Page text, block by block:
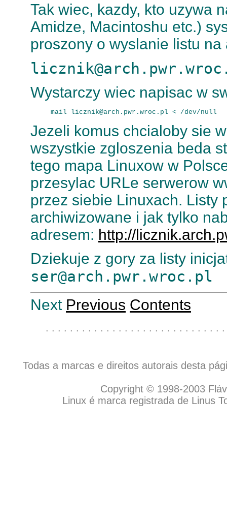
Tak wiec, kazdy, kto uzywa
Amidze, Macintoshu etc.)
proszony o wyslanie listu na
Wystarczy wiec napisac w
Jezeli komus chcialoby sie
wszystkie zgloszenia beda
tego mapa Linuxow w
przesylac URLe serwerow
przez siebie Linuxach. Listy
archiwizowane i jak tylko
adresem: http://
Dziekuje z gory za listy
ser@arch.pwr.wroc.pl
Next Previous Contents
. . . . . . . . . . . . . . . . . . . . . . . . . . . . .
Todas a marcas e direitos autorais desta
Copyright © 1998-2003
Linux é marca registrada de Linus